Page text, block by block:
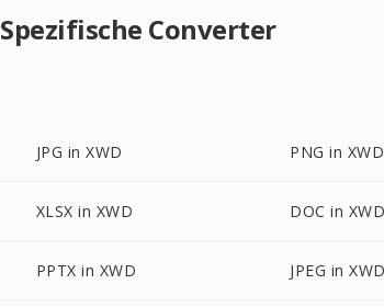
Spezifische Converter
JPG in XWD PNG in XWD
XLSX in XWD DOC in
PPTX in XWD JPEG in